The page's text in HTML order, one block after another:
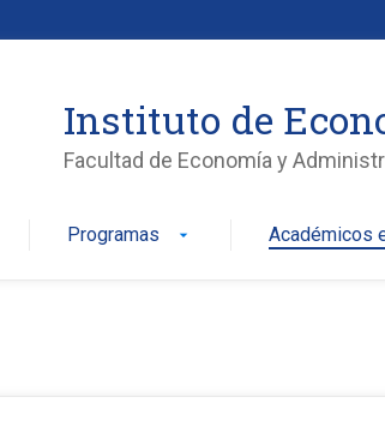
Instituto de
Facultad de Economía y
Programas arrow_drop_down Académicos